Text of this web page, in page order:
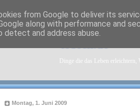
Dinge die das Leben
Montag, 1. Juni 2009
from Google to deliver its
along with performance and
and address abuse.